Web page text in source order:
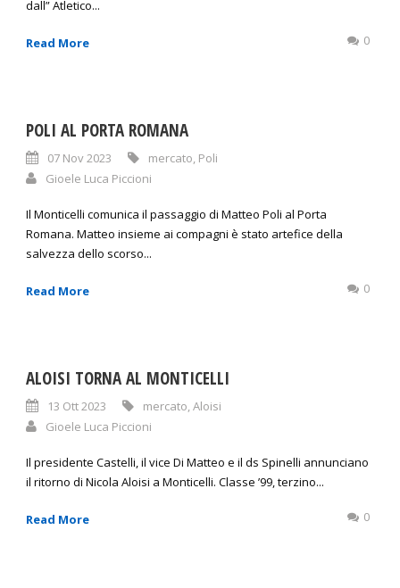
dall” Atletico...
Read More 0
POLI AL PORTA ROMANA
07 Nov 2023 mercato, Poli
Gioele Luca Piccioni
Il Monticelli comunica il passaggio di Matteo Poli al Porta
Romana. Matteo insieme ai compagni è stato artefice della
salvezza dello scorso...
Read More 0
ALOISI TORNA AL MONTICELLI
13 Ott 2023 mercato,Aloisi
Gioele Luca Piccioni
Il presidente Castelli, il vice Di Matteo e il ds Spinelli annunciano
il ritorno di Nicola Aloisi a Monticelli. Classe ’99, terzino...
Read More 0